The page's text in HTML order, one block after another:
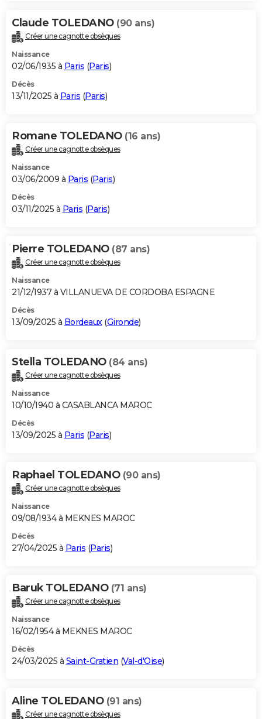
Claude TOLEDANO (90 ans)
Créer une cagnotte obsèques
Naissance
02/06/1935 à Paris (Paris)
Décès
13/11/2025 à Paris (Paris)
Romane TOLEDANO (16 ans)
Créer une cagnotte obsèques
Naissance
03/06/2009 à Paris (Paris)
Décès
03/11/2025 à Paris (Paris)
Pierre TOLEDANO (87 ans)
Créer une cagnotte obsèques
Naissance
21/12/1937 à VILLANUEVA DE CORDOBA ESPAGNE
Décès
13/09/2025 à Bordeaux(Gironde)
Stella TOLEDANO (84 ans)
Créer une cagnotte obsèques
Naissance
10/10/1940 à CASABLANCA MAROC
Décès
13/09/2025 à Paris (Paris)
Raphael TOLEDANO (90 ans)
Créer une cagnotte obsèques
Naissance
09/08/1934 à MEKNES MAROC
Décès
27/04/2025 à Paris (Paris)
Baruk TOLEDANO (71 ans)
Créer une cagnotte obsèques
Naissance
16/02/1954 à MEKNES MAROC
Décès
24/03/2025 à Saint-Gratien (Val-d'Oise)
Aline TOLEDANO (91 ans)
Créer une cagnotte obsèques